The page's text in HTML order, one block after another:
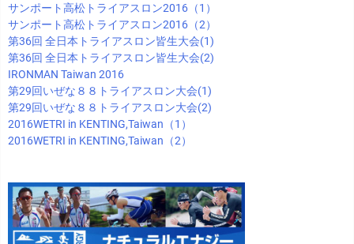
サンポート高松トライアスロン2016（1）
サンポート高松トライアスロン2016（2）
第36回 全日本トライアスロン皆生大会(1)
第36回 全日本トライアスロン皆生大会(2)
IRONMAN Taiwan 2016
第29回いぜな８８トライアスロン大会(1)
第29回いぜな８８トライアスロン大会(2)
2016WETRI in KENTING,Taiwan（1）
2016WETRI in KENTING,Taiwan（2）